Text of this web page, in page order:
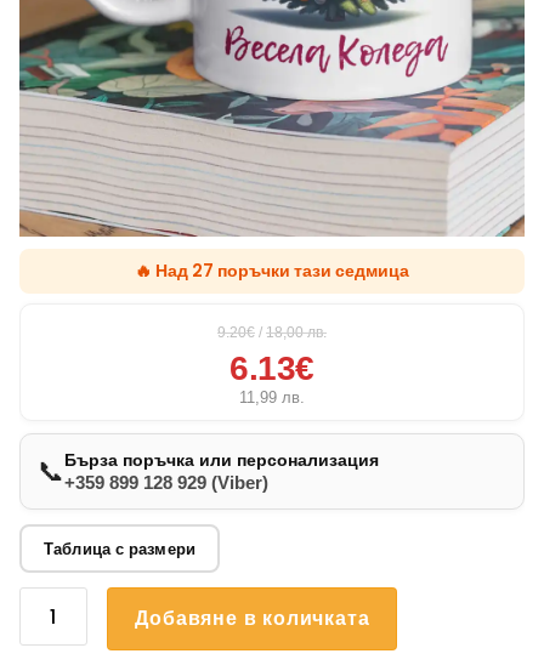
🔥 Над 27 поръчки тази седмица
9.20€ / 18,00лв.
6.13€
11,99 лв.
📞Бърза поръчка или персонализация
+359 899 128 929 (Viber)
Таблица с размери
количество
Добавяне в количката